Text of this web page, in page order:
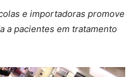
e importadoras promove
a pacientes em tratamento